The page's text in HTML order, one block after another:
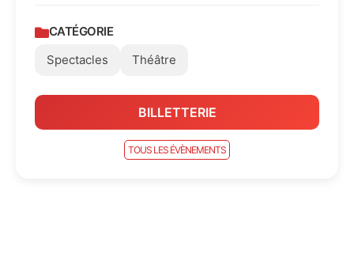
CATÉGORIE
Spectacles
Théâtre
BILLETTERIE
TOUS LES ÉVÈNEMENTS